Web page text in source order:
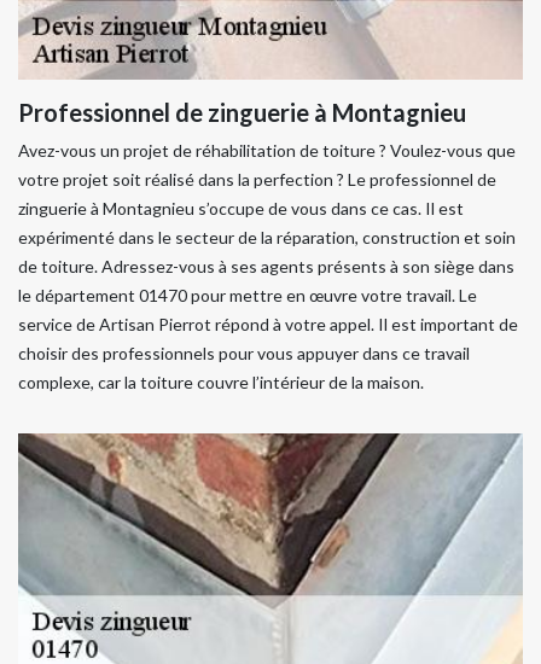
Professionnel de zinguerie à Montagnieu
Avez-vous un projet de réhabilitation de toiture ? Voulez-vous que
votre projet soit réalisé dans la perfection ? Le professionnel de
zinguerie à Montagnieu s’occupe de vous dans ce cas. Il est
expérimenté dans le secteur de la réparation, construction et soin
de toiture. Adressez-vous à ses agents présents à son siège dans
le département 01470 pour mettre en œuvre votre travail. Le
service de Artisan Pierrot répond à votre appel. Il est important de
choisir des professionnels pour vous appuyer dans ce travail
complexe, car la toiture couvre l’intérieur de la maison.